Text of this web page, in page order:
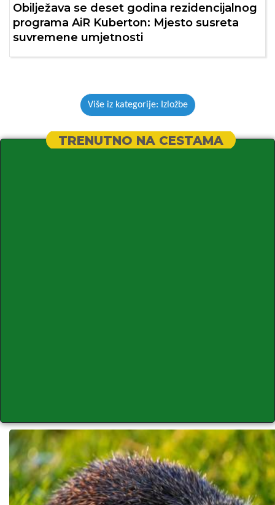
Obilježava se deset godina rezidencijalnog
programa AiR Kuberton: Mjesto susreta
suvremene umjetnosti
Više iz kategorije: Izložbe
TRENUTNO NA CESTAMA